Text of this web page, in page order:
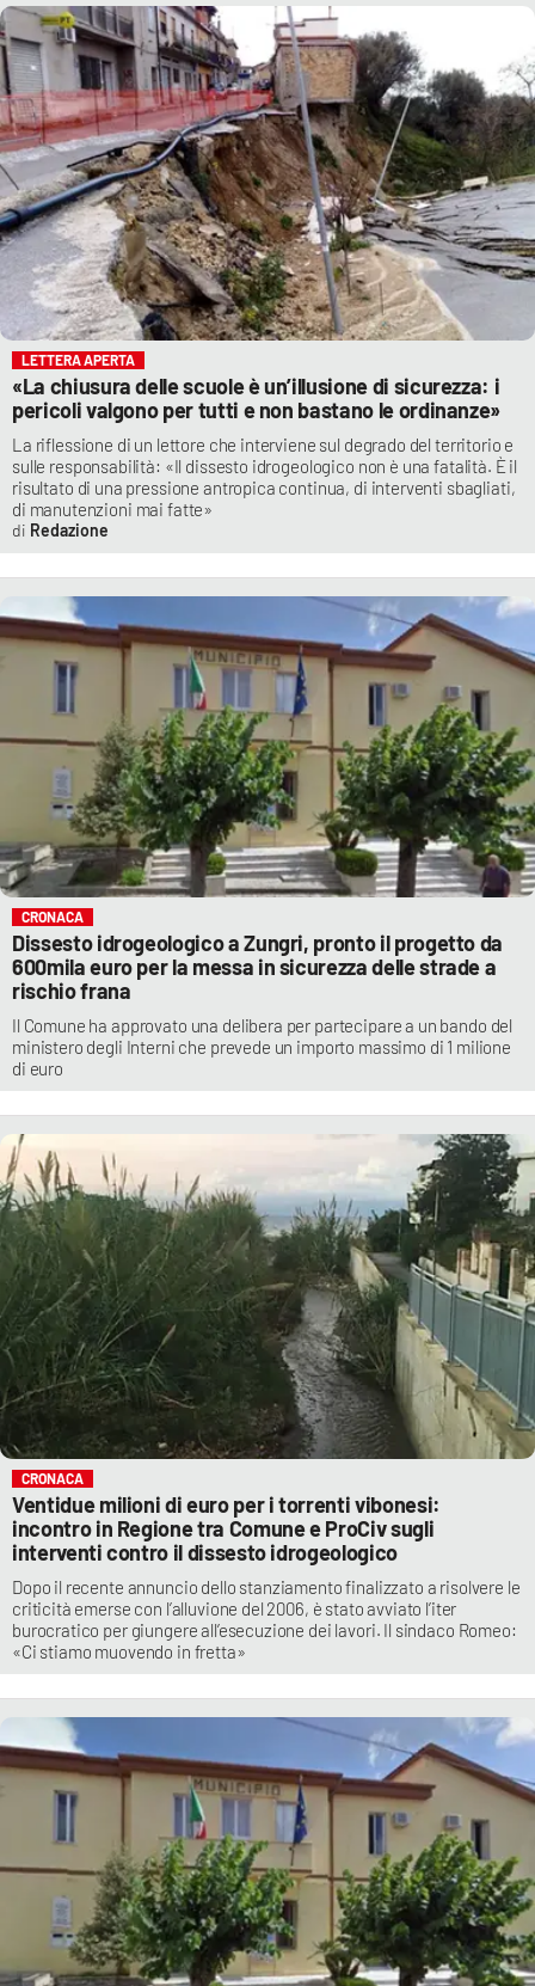
LETTERA APERTA
«La chiusura delle scuole è un’illusione di sicurezza: i
pericoli valgono per tutti e non bastano le ordinanze»
La riflessione di un lettore che interviene sul degrado del territorio e
sulle responsabilità: «Il dissesto idrogeologico non è una fatalità. È il
risultato di una pressione antropica continua, di interventi sbagliati,
di manutenzioni mai fatte»
Redazione
CRONACA
Dissesto idrogeologico a Zungri, pronto il progetto da
600mila euro per la messa in sicurezza delle strade a
rischio frana
Il Comune ha approvato una delibera per partecipare a un bando del
ministero degli Interni che prevede un importo massimo di 1 milione
di euro
CRONACA
Ventidue milioni di euro per i torrenti vibonesi:
incontro in Regione tra Comune e ProCiv sugli
interventi contro il dissesto idrogeologico
Dopo il recente annuncio dello stanziamento finalizzato a risolvere le
criticità emerse con l’alluvione del 2006, è stato avviato l’iter
burocratico per giungere all’esecuzione dei lavori. Il sindaco Romeo:
«Ci stiamo muovendo in fretta»